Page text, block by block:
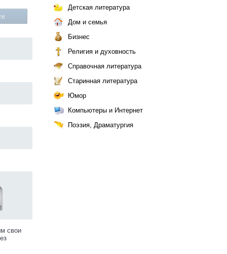
свои
Детская литература
Дом и семья
Бизнес
Религия и духовность
Справочная литература
Старинная литература
Юмор
Компьютеры и Интернет
Поэзия, Драматургия